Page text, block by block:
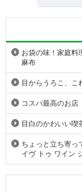
お袋の味！家庭
麻布
目からうろこ、
コスパ最高のお
目白のかわいい
ちょっと立ち寄
イヴ トゥ ワイン